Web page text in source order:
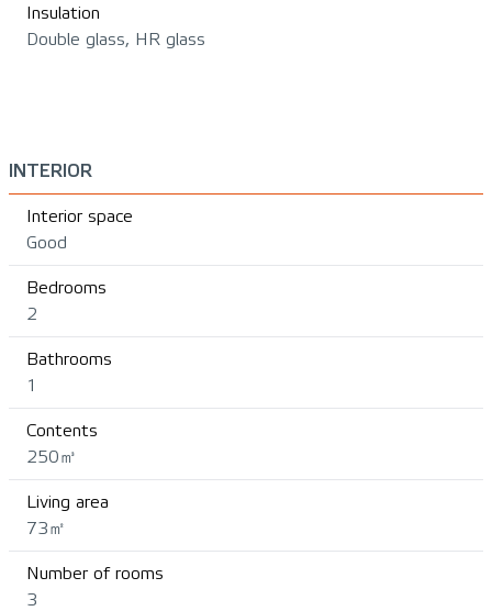
Insulation
Double glass, HR glass
INTERIOR
Interior space
Good
Bedrooms
2
Bathrooms
1
Contents
250㎥
Living area
73㎡
Number of rooms
3